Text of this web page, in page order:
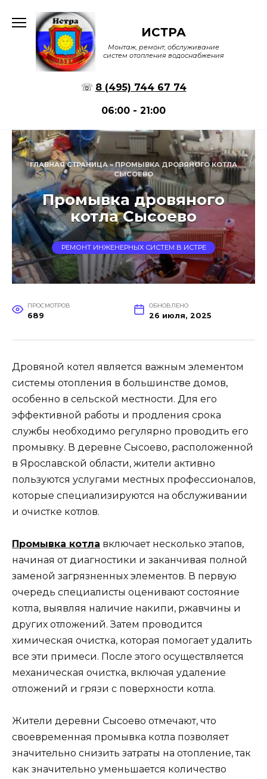
содержанию
ИСТРА
Монтаж, ремонт, обслуживание
систем отопления водоснабжения
☏ 8 (495) 744 67 74
06:00 - 21:00
ГЛАВНАЯ СТРАНИЦА»ПРОМЫВКА ДРОВЯНОГО КОТЛА
СЫСОЕВО
Промывка дровяного
котла Сысоево
РЕМОНТ ИНЖЕНЕРНЫХ СИСТЕМ В ИСТРЕ
ПРОСМОТРОВ
689
ОБНОВЛЕНО
26 июля, 2025
Дровяной котел является важным элементом
системы отопления в большинстве домов,
особенно в сельской местности. Для его
эффективной работы и продления срока
службы необходимо регулярно проводить его
промывку. В деревне Сысоево, расположенной
в Ярославской области, жители активно
пользуются услугами местных профессионалов,
которые специализируются на обслуживании
и очистке котлов.
Промывка котла включает несколько этапов,
начиная от диагностики и заканчивая полной
заменой загрязненных элементов. В первую
очередь специалисты оценивают состояние
котла, выявляя наличие накипи, ржавчины и
других отложений. Затем проводится
химическая очистка, которая помогает удалить
все эти примеси. После этого осуществляется
механическая очистка, включая удаление
отложений и грязи с поверхности котла.
Жители деревни Сысоево отмечают, что
своевременная промывка котла позволяет
значительно снизить затраты на отопление, так
как значительно уменьшается количество